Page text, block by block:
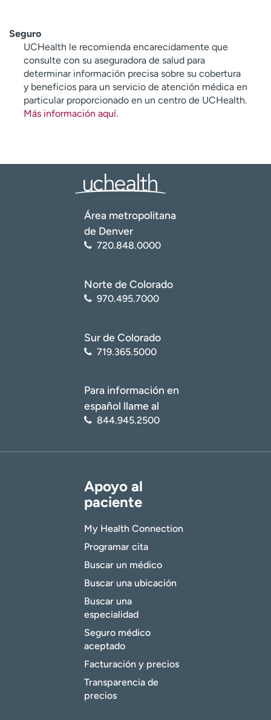
Seguro
UCHealth le recomienda encarecidamente que
consulte con su aseguradora de salud para
determinar información precisa sobre su cobertura
y beneficios para un servicio de atención médica en
particular proporcionado en un centro de UCHealth.
Más información aquí.
Área metropolitana
de Denver
720.848.0000
Norte de Colorado
970.495.7000
Sur de Colorado
719.365.5000
Para información en
español llame al
844.945.2500
Apoyo al
paciente
My Health Connection
Programar cita
Buscar un médico
Buscar una ubicación
Buscar una
especialidad
Seguro médico
aceptado
Facturación y precios
Transparencia de
precios